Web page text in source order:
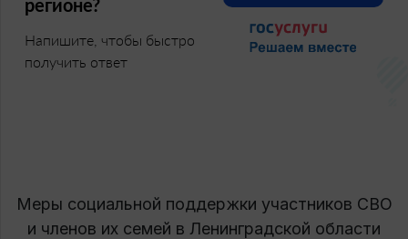
регионе?
Напишите, чтобы быстро
получить ответ
Меры социальной поддержки участников СВО
и членов их семей в Ленинградской области